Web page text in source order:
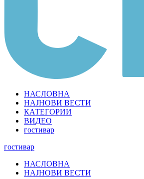
НАСЛОВНА
НАЈНОВИ ВЕСТИ
КАТЕГОРИИ
ВИДЕО
гостивар
гостивар
НАСЛОВНА
НАЈНОВИ ВЕСТИ